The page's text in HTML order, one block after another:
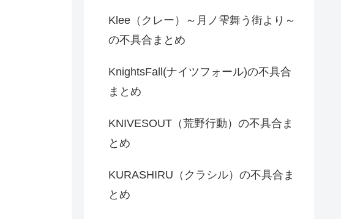
Klee（クレー）～月ノ雫舞う街より～
の不具合まとめ
KnightsFall(ナイツフォール)の不具合
まとめ
KNIVESOUT（荒野行動）の不具合ま
とめ
KURASHIRU（クラシル）の不具合ま
とめ